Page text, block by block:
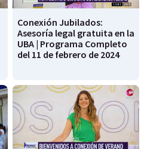
Conexión Jubilados:
Asesoría legal gratuita en la
UBA | Programa Completo
del 11 de febrero de 2024